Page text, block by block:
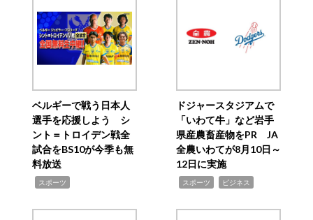
ベルギーで戦う日本人
選手を応援しよう シ
ント＝トロイデン戦全
試合をBS10が今季も無
料放送
スポーツ
ドジャースタジアムで
「いわて牛」など岩手
県産農畜産物をPR JA
全農いわてが8月10日～
12日に実施
スポーツ ビジネス